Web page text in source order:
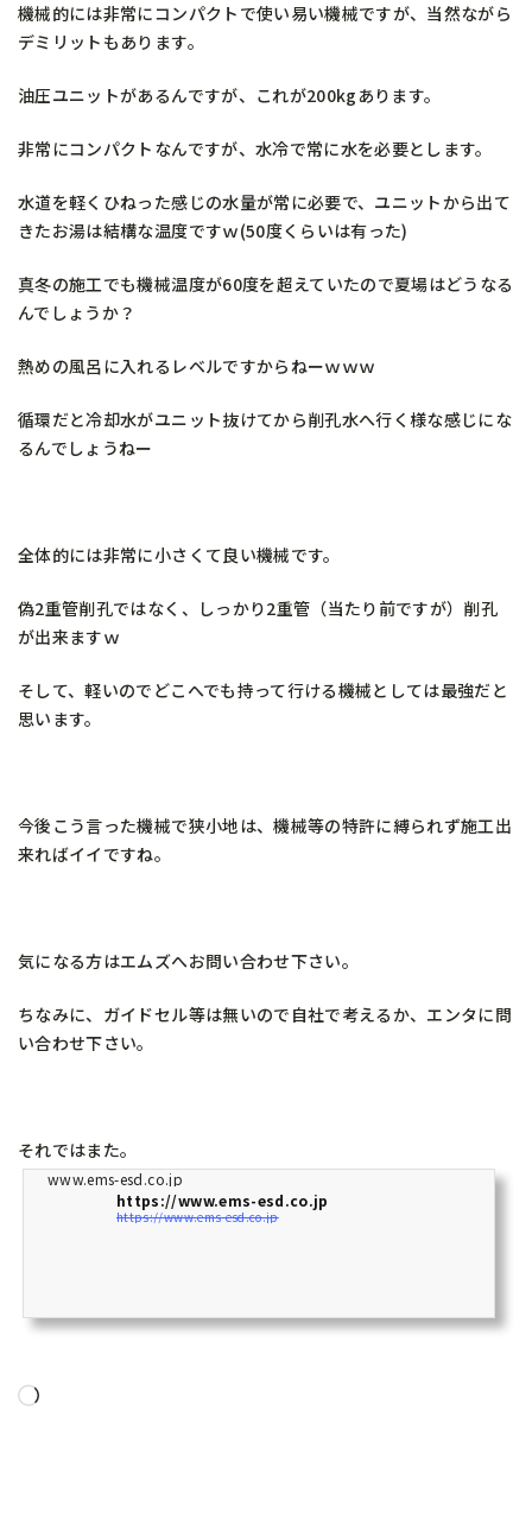
機械的には非常にコンパクトで使い易い機械ですが、当然ながら
デミリットもあります。
油圧ユニットがあるんですが、これが200kgあります。
非常にコンパクトなんですが、水冷で常に水を必要とします。
水道を軽くひねった感じの水量が常に必要で、ユニットから出て
きたお湯は結構な温度ですｗ(50度くらいは有った)
真冬の施工でも機械温度が60度を超えていたので夏場はどうなる
んでしょうか？
熱めの風呂に入れるレベルですからねーｗｗｗ
循環だと冷却水がユニット抜けてから削孔水へ行く様な感じにな
るんでしょうねー
全体的には非常に小さくて良い機械です。
偽2重管削孔ではなく、しっかり2重管（当たり前ですが）削孔
が出来ますｗ
そして、軽いのでどこへでも持って行ける機械としては最強だと
思います。
今後こう言った機械で狭小地は、機械等の特許に縛られず施工出
来ればイイですね。
気になる方はエムズへお問い合わせ下さい。
ちなみに、ガイドセル等は無いので自社で考えるか、エンタに問
い合わせ下さい。
それではまた。
www.ems-esd.co.jp
https://www.ems-esd.co.jp
https://www.ems-esd.co.jp
読